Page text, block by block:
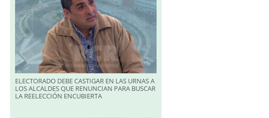
ELECTORADO DEBE CASTIGAR EN LAS URNAS A
LOS ALCALDES QUE RENUNCIAN PARA BUSCAR
LA REELECCIÓN ENCUBIERTA